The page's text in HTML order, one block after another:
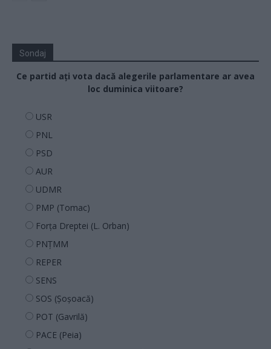
Sondaj
Ce partid ați vota dacă alegerile parlamentare ar avea
loc duminica viitoare?
USR
PNL
PSD
AUR
UDMR
PMP (Tomac)
Forța Dreptei (L. Orban)
PNȚMM
REPER
SENS
SOS (Șoșoacă)
POT (Gavrilă)
PACE (Peia)